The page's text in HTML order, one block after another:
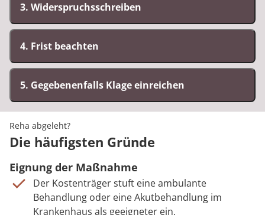
3. Widerspruchsschreiben
4. Frist beachten
5. Gegebenenfalls Klage einreichen
Reha abgeleht?
Die häufigsten Gründe
Eignung der Maßnahme
Der Kostenträger stuft eine ambulante
Behandlung oder eine Akutbehandlung im
Krankenhaus als geeigneter ein.